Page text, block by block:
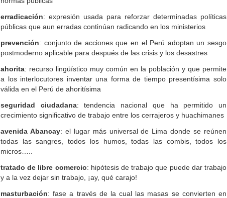
erradicación: expresión usada para reforzar determinadas políticas
públicas que aun erradas continúan radicando en los ministerios
prevención: conjunto de acciones que en el Perú adoptan un sesgo
postmoderno aplicable para después de las crisis y los desastres
ahorita: recurso lingüístico muy común en la población y que permite
a los interlocutores inventar una forma de tiempo presentísima solo
válida en el Perú de ahoritísima
seguridad ciudadana: tendencia nacional que ha permitido un
crecimiento significativo de trabajo entre los cerrajeros y huachimanes
avenida Abancay: el lugar más universal de Lima donde se reúnen
todas las sangres, todos los humos, todas las combis, todos los
micros…..
tratado de libre comercio: hipótesis de trabajo que puede dar trabajo
y a la vez dejar sin trabajo, ¡ay, qué carajo!
masturbación: fase a través de la cual las masas se convierten en